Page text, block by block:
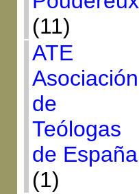
(11)
ATE
Asociación
de
Teólogas
de España
(1)